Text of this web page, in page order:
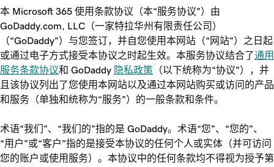
本 Microsoft 365 使用条款协议（本“服务协议”）由
GoDaddy.com, LLC（一家特拉华州有限责任公司）
（“GoDaddy”）与您签订，并自您使用本网站（“网站”）之日起
或通过电子方式接受本协议之时起生效。本服务协议结合了通用
服务条款协议和 GoDaddy 隐私政策 （以下统称为“协议”），并
且该协议列出了您使用本网站以及通过本网站购买或访问的产品
和服务（单独和统称为“服务”）的一般条款和条件。
术语“我们”、“我们的”指的是 GoDaddy。术语“您”、“您的”、
“用户”或“客户”指的是接受本协议的任何个人或实体（并可访问
您的账户或使用服务）。本协议中的任何条款均不得视为授予第